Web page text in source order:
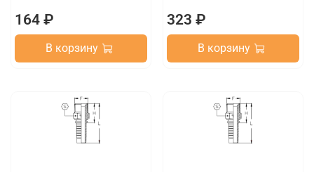
164 ₽
В корзину
323 ₽
В корзину